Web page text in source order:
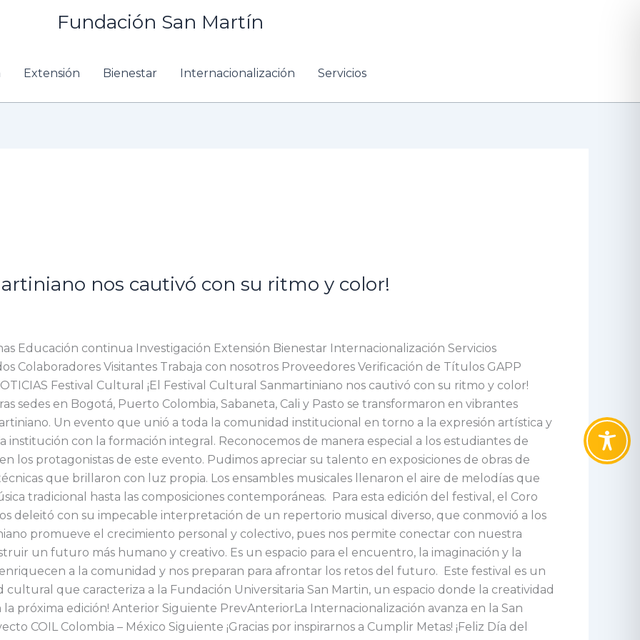
Fundación San Martín
Extensión Bienestar Internacionalización Servicios
nos cautivó con su ritmo y color!
Educación continua Investigación Extensión Bienestar Internacionalización Servicios
Colaboradores Visitantes Trabaja con nosotros Proveedores Verificación de Títulos GAPP
Festival Cultural ¡El Festival Cultural Sanmartiniano nos cautivó con su ritmo y color!
sedes en Bogotá, Puerto Colombia, Sabaneta, Cali y Pasto se transformaron en vibrantes
Un evento que unió a toda la comunidad institucional en torno a la expresión artística y
con la formación integral. Reconocemos de manera especial a los estudiantes de
los protagonistas de este evento. Pudimos apreciar su talento en exposiciones de obras de
que brillaron con luz propia. Los ensambles musicales llenaron el aire de melodías que
tradicional hasta las composiciones contemporáneas. Para esta edición del festival, el Coro
deleitó con su impecable interpretación de un repertorio musical diverso, que conmovió a los
promueve el crecimiento personal y colectivo, pues nos permite conectar con nuestra
un futuro más humano y creativo. Es un espacio para el encuentro, la imaginación y la
a la comunidad y nos preparan para afrontar los retos del futuro. Este festival es un
que caracteriza a la Fundación Universitaria San Martin, un espacio donde la creatividad
la próxima edición! Anterior Siguiente PrevAnteriorLa Internacionalización avanza en la San
COIL Colombia – México Siguiente ¡Gracias por inspirarnos a Cumplir Metas! ¡Feliz Día del